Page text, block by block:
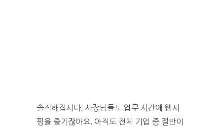
솔직해집시다. 사장님들도 업무 시간에 웹서
핑을 즐기잖아요. 아직도 전체 기업 중 절반이